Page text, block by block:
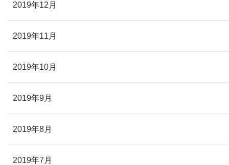
2019年12月
2019年11月
2019年10月
2019年9月
2019年8月
2019年7月